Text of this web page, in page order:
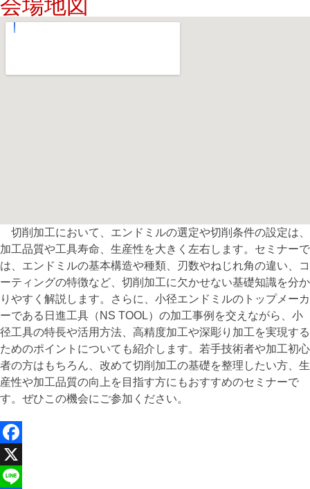
会場地図
切削加工において、エンドミルの選定や切削条件の設定は、
加工品質や工具寿命、生産性を大きく左右します。セミナーで
は、エンドミルの基本構造や種類、刃数やねじれ角の違い、コ
ーティングの特徴など、切削加工に欠かせない基礎知識を分か
りやすく解説します。さらに、小径エンドミルのトップメーカ
ーである日進工具（NS TOOL）の加工事例を交えながら、小
径工具の特長や活用方法、高精度加工や深彫り加工を実現する
ためのポイントについても紹介します。若手技術者や加工初心
者の方はもちろん、改めて切削加工の基礎を整理したい方、生
産性や加工品質の向上を目指す方にもおすすめのセミナーで
す。ぜひこの機会にご参加ください。
Facebook
X